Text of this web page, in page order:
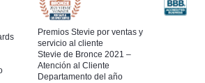
Premios Stevie por ventas y
servicio al cliente
Stevie de Bronce 2021 –
Atención al Cliente
Departamento del año